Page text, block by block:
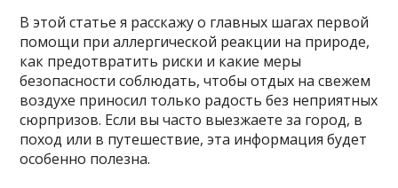
В этой статье я расскажу о главных шагах первой
помощи при аллергической реакции на природе,
как предотвратить риски и какие меры
безопасности соблюдать, чтобы отдых на свежем
воздухе приносил только радость без неприятных
сюрпризов. Если вы часто выезжаете за город, в
поход или в путешествие, эта информация будет
особенно полезна.